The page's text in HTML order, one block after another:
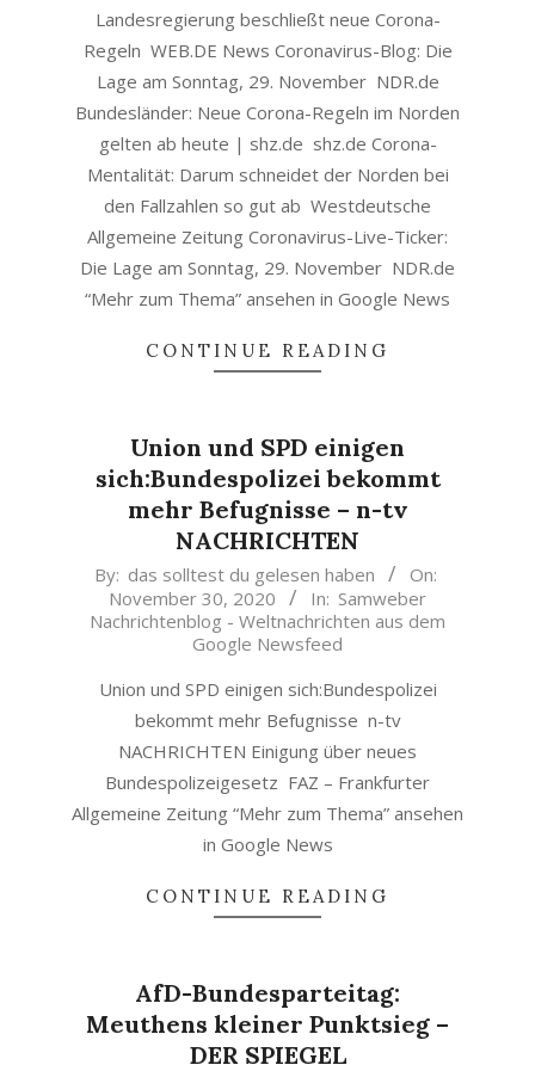
Landesregierung beschließt neue Corona-
Regeln WEB.DE News Coronavirus-Blog: Die
Lage am Sonntag, 29. November NDR.de
Bundesländer: Neue Corona-Regeln im Norden
gelten ab heute | shz.de shz.de Corona-
Mentalität: Darum schneidet der Norden bei
den Fallzahlen so gut ab Westdeutsche
Allgemeine Zeitung Coronavirus-Live-Ticker:
Die Lage am Sonntag, 29. November NDR.de
“Mehr zum Thema” ansehen in Google News
CONTINUE READING
Union und SPD einigen
sich:Bundespolizei bekommt
mehr Befugnisse – n-tv
NACHRICHTEN
2020-
30
By: das solltest du gelesen haben
On:
November 30, 2020
In: Samweber
Nachrichtenblog - Weltnachrichten aus dem
Google Newsfeed
Union und SPD einigen sich:Bundespolizei
bekommt mehr Befugnisse n-tv
NACHRICHTEN Einigung über neues
Bundespolizeigesetz FAZ – Frankfurter
Allgemeine Zeitung “Mehr zum Thema” ansehen
in Google News
CONTINUE READING
AfD-Bundesparteitag:
Meuthens kleiner Punktsieg –
DER SPIEGEL